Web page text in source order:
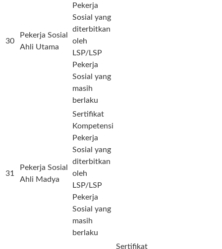
30
Pekerja Sosial
Ahli Utama
Pekerja
Sosial yang
diterbitkan
oleh
LSP/LSP
Pekerja
Sosial yang
masih
berlaku
31
Pekerja Sosial
Ahli Madya
Sertifikat
Kompetensi
Pekerja
Sosial yang
diterbitkan
oleh
LSP/LSP
Pekerja
Sosial yang
masih
berlaku
Sertifikat